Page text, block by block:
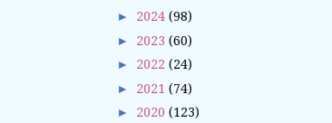
► 2024 (98)
► 2023 (60)
► 2022 (24)
► 2021 (74)
► 2020 (123)